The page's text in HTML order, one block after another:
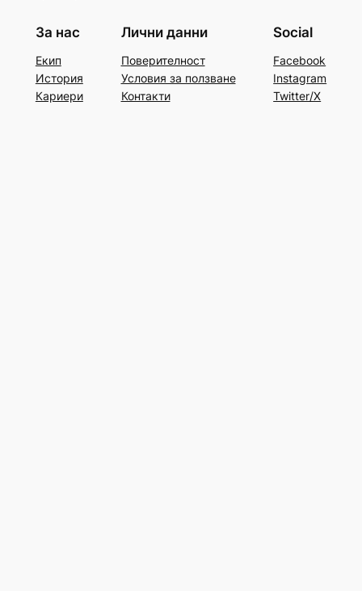
За нас
Екип
История
Кариери
Лични данни
Поверителност
Условия за ползване
Контакти
Social
Facebook
Instagram
Twitter/X